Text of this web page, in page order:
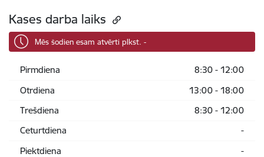
Kases darba laiks
Mēs šodien esam atvērti plkst. -
Pirmdiena
8:30 - 12:00
Otrdiena
13:00 - 18:00
Trešdiena
8:30 - 12:00
Ceturtdiena
-
Piektdiena
-